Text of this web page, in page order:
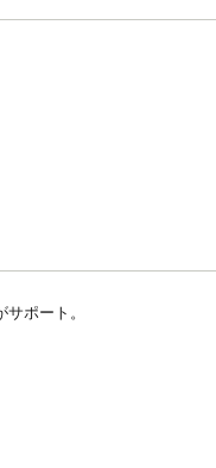
サポート。